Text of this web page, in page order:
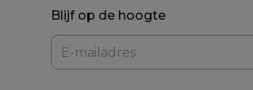
Blijf op de hoogte